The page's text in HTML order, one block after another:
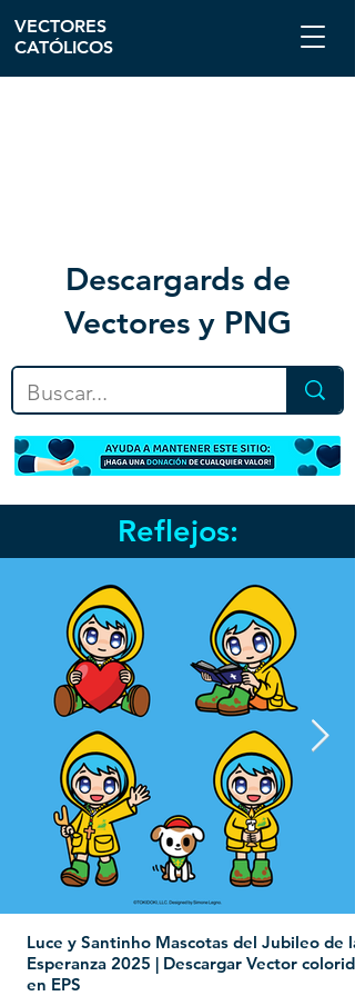
Descargards de
Vectores y PNG
VECTORES
CATÓLICOS
Reflejos:
Luce y Santinho Mascotas del Jubileo de la
Esperanza 2025 | Descargar Vector colorido
en EPS